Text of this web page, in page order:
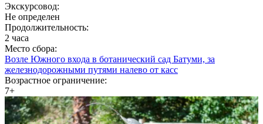
Экскурсовод:
Не определен
Продолжительность:
2 часа
Место сбора:
Возле Южного входа в ботанический сад Батуми, за
железнодорожными путями налево от касс
Возрастное ограничение:
7+